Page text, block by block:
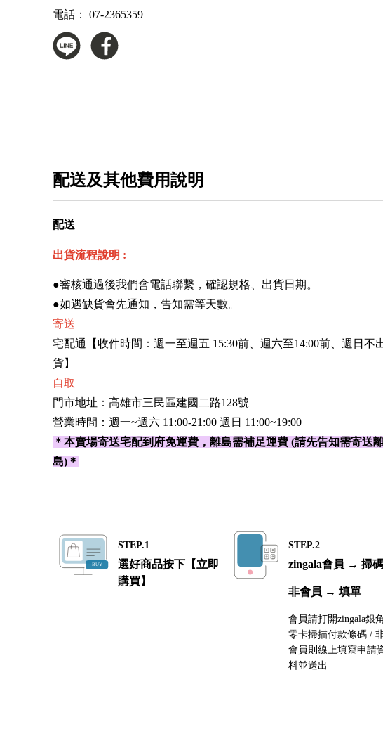
電話： 07-2365359
配送及其他費用說明
配送
出貨流程說明 :
●審核通過後我們會電話聯繫，確認規格、出貨日期。
●如遇缺貨會先通知，告知需等天數。
寄送
宅配通【收件時間：週一至週五 15:30前、週六至14:00前、週日不
貨】
自取
門市地址：高雄市三民區建國二路128號
營業時間：週一~週六 11:00-21:00 週日 11:00~19:00
＊本賣場寄送宅配到府免運費，離島需補足運費 (請先告知需寄送
島)＊
STEP.1
選好商品按下【立即
購買】
STEP.2
zingala會員 → 掃碼
非會員 → 填單
會員請打開zingala銀角
零卡掃描付款條碼 /
會員則線上填寫申請
料並送出